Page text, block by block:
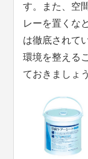
す。また、空
レーを置くな
は徹底されて
環境を整える
ておきましょう